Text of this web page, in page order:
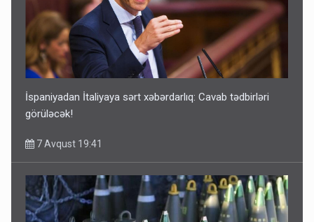
İspaniyadan İtaliyaya sərt xəbərdarlıq: Cavab tədbirləri
görüləcək!
7 Avqust 19:41